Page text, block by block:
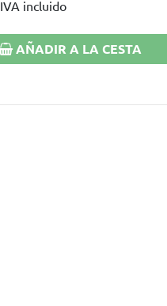
IVA incluido
AÑADIR A LA CESTA